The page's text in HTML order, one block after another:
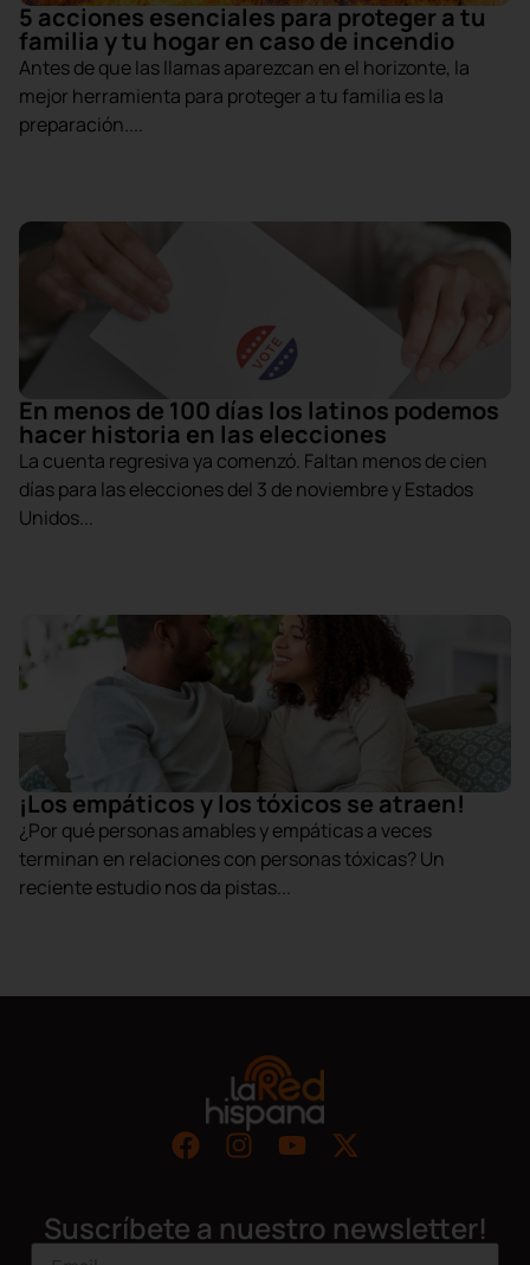
5 acciones esenciales para proteger a tu
familia y tu hogar en caso de incendio
Antes de que las llamas aparezcan en el horizonte, la
mejor herramienta para proteger a tu familia es la
preparación....
En menos de 100 días los latinos podemos
hacer historia en las elecciones
La cuenta regresiva ya comenzó. Faltan menos de cien
días para las elecciones del 3 de noviembre y Estados
Unidos...
¡Los empáticos y los tóxicos se atraen!
¿Por qué personas amables y empáticas a veces
terminan en relaciones con personas tóxicas? Un
reciente estudio nos da pistas...
Suscríbete a nuestro newsletter!